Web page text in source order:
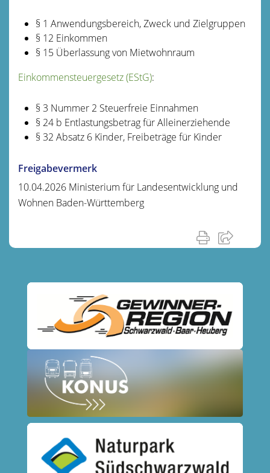
§ 1 Anwendungsbereich, Zweck und Zielgruppen
§ 12 Einkommen
§ 15 Überlassung von Mietwohnraum
Einkommensteuergesetz (EStG):
§ 3 Nummer 2 Steuerfreie Einnahmen
§ 24 b Entlastungsbetrag für Alleinerziehende
§ 32 Absatz 6 Kinder, Freibeträge für Kinder
Freigabevermerk
10.04.2026 Ministerium für Landesentwicklung und
Wohnen Baden-Württemberg